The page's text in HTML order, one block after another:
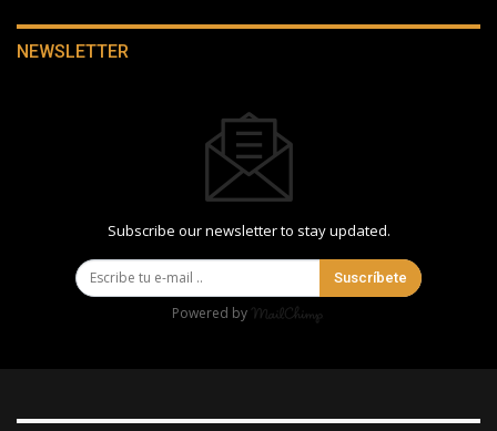
NEWSLETTER
Subscribe our newsletter to stay updated.
Suscríbete
Powered by